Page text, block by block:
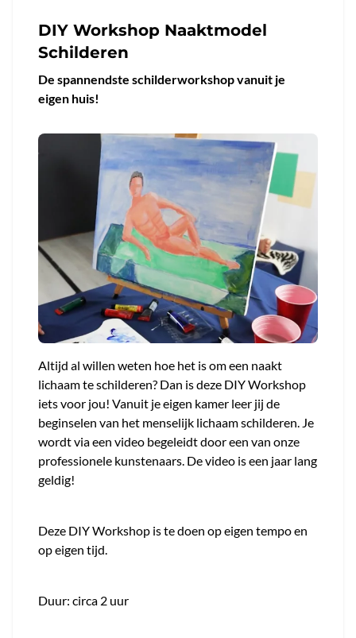
DIY Workshop Naaktmodel
Schilderen
De spannendste schilderworkshop vanuit je
eigen huis!
Altijd al willen weten hoe het is om een naakt
lichaam te schilderen? Dan is deze DIY Workshop
iets voor jou! Vanuit je eigen kamer leer jij de
beginselen van het menselijk lichaam schilderen. Je
wordt via een video begeleidt door een van onze
professionele kunstenaars. De video is een jaar lang
geldig!
Deze DIY Workshop is te doen op eigen tempo en
op eigen tijd.
Duur: circa 2 uur